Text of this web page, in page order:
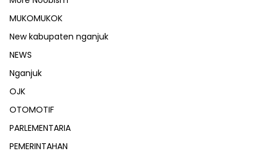
MUKOMUKOK
New kabupaten nganjuk
NEWS
Nganjuk
OJK
OTOMOTIF
PARLEMENTARIA
PEMERINTAHAN